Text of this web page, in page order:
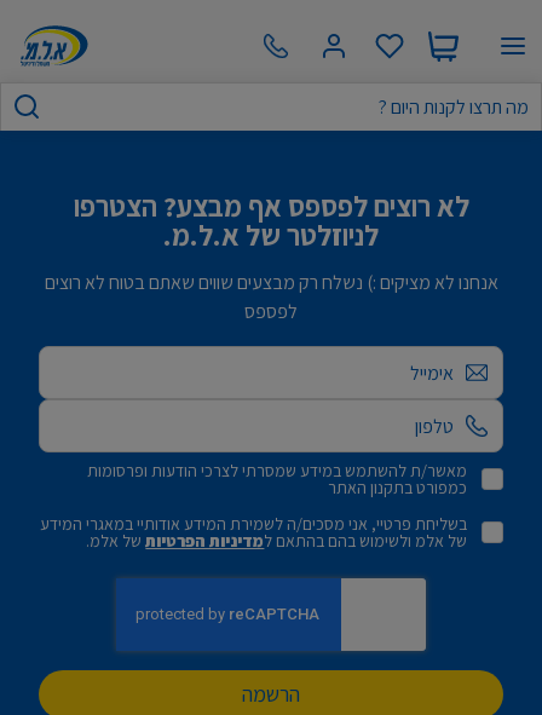
לא רוצים לפספס אף מבצע? הצטרפו
לניוזלטר של א.ל.מ.
אנחנו לא מציקים :) נשלח רק מבצעים שווים שאתם בטוח לא רוצים
לפספס
אימייל
מאשר/ת להשתמש במידע שמסרתי לצרכי הודעות ופרסומות
כמפורט בתקנון האתר
בשליחת פרטיי, אני מסכים/ה לשמירת המידע אודותיי במאגרי המידע
של אלמ ולשימוש בהם בהתאם למדיניות הפרטיותשל אלמ.
הרשמה